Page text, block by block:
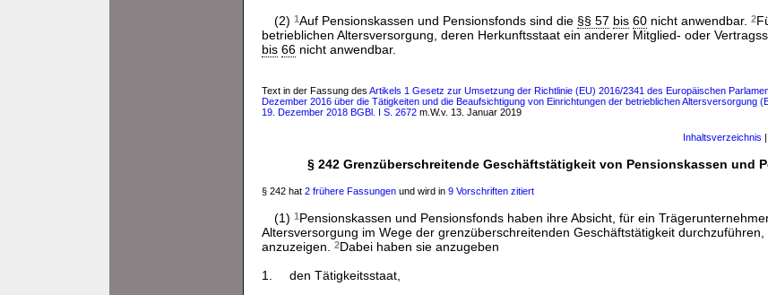
(2) 1Auf Pensionskassen und Pensionsfonds sind die §§ 57 bis 60 nicht anwendbar. 2
betrieblichen Altersversorgung, deren Herkunftsstaat ein anderer Mitglied- oder
bis 66 nicht anwendbar.
Text in der Fassung des Artikels 1 Gesetz zur Umsetzung der Richtlinie (EU) 2016/2341 des Europäischen
Dezember 2016 über die Tätigkeiten und die Beaufsichtigung von Einrichtungen der betrieblichen Altersversorgung
19. Dezember 2018 BGBl. I S. 2672 m.W.v. 13. Januar 2019
Inhaltsverzeichnis |
§ 242 Grenzüberschreitende Geschäftstätigkeit von Pensionskassen und
§ 242 hat 2 frühere Fassungen und wird in 9 Vorschriften zitiert
(1) 1Pensionskassen und Pensionsfonds haben ihre Absicht, für ein
Altersversorgung im Wege der grenzüberschreitenden Geschäftstätigkeit
anzuzeigen.
2Dabei haben sie anzugeben
1.
den Tätigkeitsstaat,